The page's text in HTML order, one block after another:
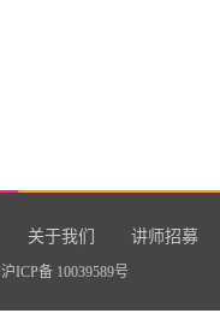
关于我们 讲师招募
沪ICP备 10039589号